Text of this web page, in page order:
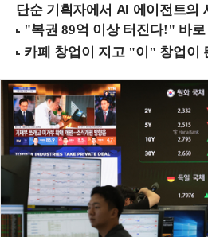
단순 기획자에서 AI 에이전트의 세계관을 만드는 지